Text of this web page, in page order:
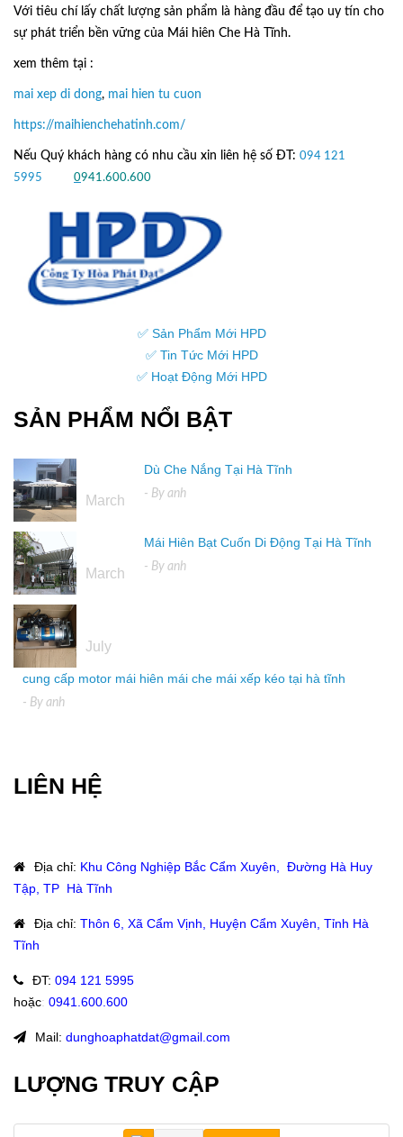
Với tiêu chí lấy chất lượng sản phẩm là hàng đầu để tạo uy tín cho
sự phát triển bền vững của Mái hiên Che Hà Tĩnh.
xem thêm tại :
mai xep di dong, mai hien tu cuon
https://maihienchehatinh.com/
Nếu Quý khách hàng có nhu cầu xin liên hệ số ĐT: 094 121
5995
0941.600.600
✅ Sản Phẩm Mới HPD
✅ Tin Tức Mới HPD
✅ Hoạt Động Mới HPD
SẢN PHẨM NỔI BẬT
March
Dù Che Nắng Tại Hà Tĩnh
- By anh
March
Mái Hiên Bạt Cuốn Di Động Tại Hà Tĩnh
- By anh
July
cung cấp motor mái hiên mái che mái xếp kéo tại hà tĩnh
- By anh
LIÊN HỆ
Địa chỉ: Khu Công Nghiệp Bắc Cẩm Xuyên, Đường Hà Huy
Tập, TP Hà Tĩnh
Địa chỉ: Thôn 6, Xã Cẩm Vịnh, Huyện Cẩm Xuyên, Tỉnh Hà
Tĩnh
ĐT: 094 121 5995
hoặc: 0941.600.600
Mail: dunghoaphatdat@gmail.com
LƯỢNG TRUY CẬP